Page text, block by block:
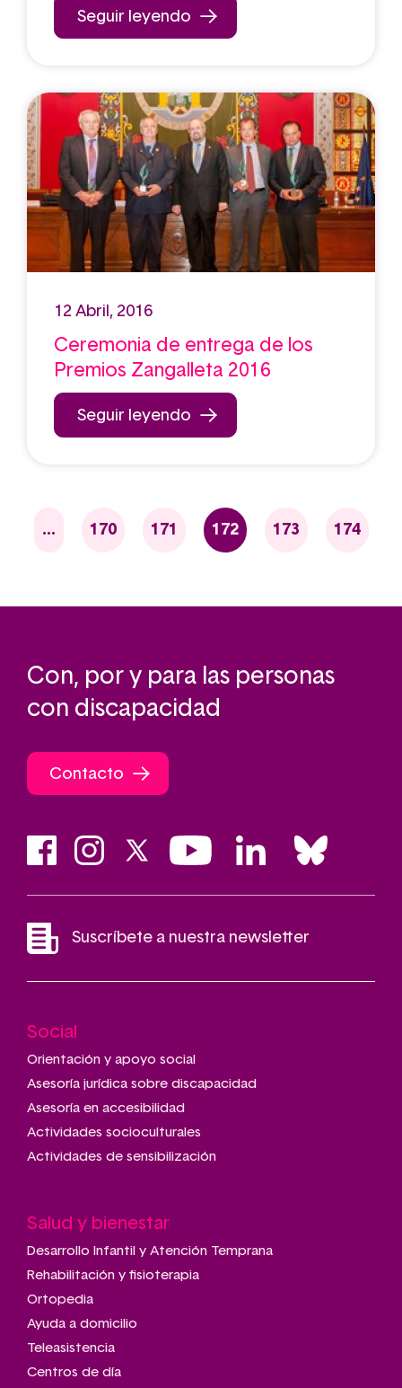
Seguir leyendo
12 Abril, 2016
Ceremonia de entrega de los
Premios Zangalleta 2016
Seguir leyendo
… Página
170 Página
171
Página
actual
172 Página
173 Página
174
Con, por y para las personas
con discapacidad
Contacto
Suscríbete a nuestra newsletter
Main
navigation
Social
Orientación y apoyo social
Asesoría jurídica sobre discapacidad
Asesoría en accesibilidad
Actividades socioculturales
Actividades de sensibilización
Salud y bienestar
Desarrollo Infantil y Atención Temprana
Rehabilitación y fisioterapia
Ortopedia
Ayuda a domicilio
Teleasistencia
Centros de día